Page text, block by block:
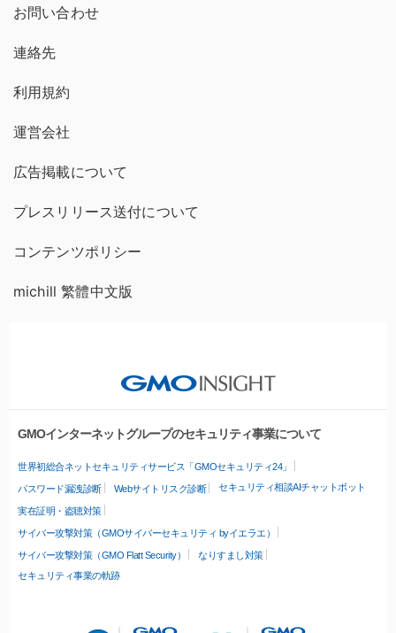
お問い合わせ
連絡先
利用規約
運営会社
広告掲載について
プレスリリース送付について
コンテンツポリシー
michill 繁體中文版
GMOインターネットグループのセキュリティ事業について
世界初総合ネットセキュリティサービス「GMOセキュリティ24」
パスワード漏洩診断 Webサイトリスク診断 セキュリティ相談AIチャットボット
実在証明・盗聴対策
サイバー攻撃対策（GMOサイバーセキュリティ byイエラエ）
サイバー攻撃対策（GMO Flatt Security）
なりすまし対策
セキュリティ事業の軌跡